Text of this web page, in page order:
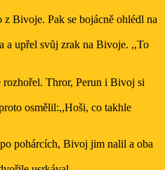
Bivoje. Pak se bojácně ohlédl na
a upřel svůj zrak na Bivoje. ,,To
rozhořel. Thror, Perun i Bivoj si
osmělil:,,Hoši, co takhle
pohárcích, Bivoj jim nalil a oba